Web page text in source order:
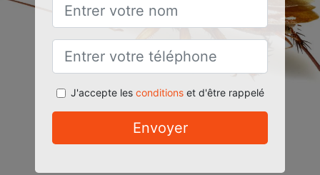
J'accepte les conditionset d'être rappelé
Envoyer